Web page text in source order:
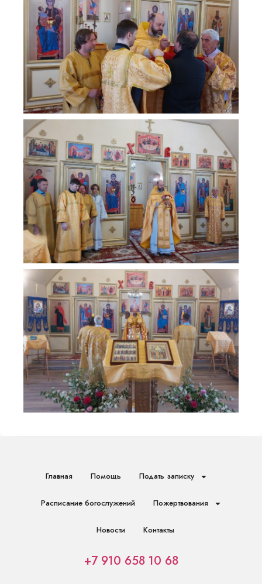
Главная Помощь Подать записку
Расписание богослужений Пожертвования
Новости Контакты
+7 910 658 10 68